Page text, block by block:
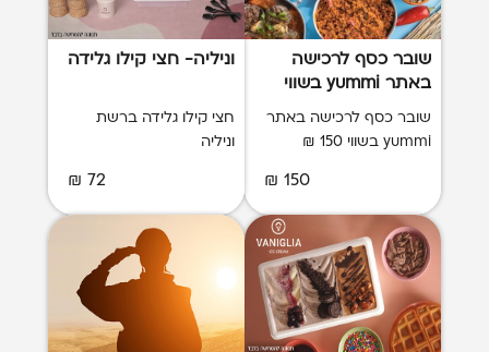
שובר כסף לרכישה
באתר yummi בשווי
שובר כסף לרכישה באתר
yummi בשווי 150 ₪
150 ₪
וניליה- חצי קילו גלידה
חצי קילו גלידה ברשת
וניליה
72 ₪